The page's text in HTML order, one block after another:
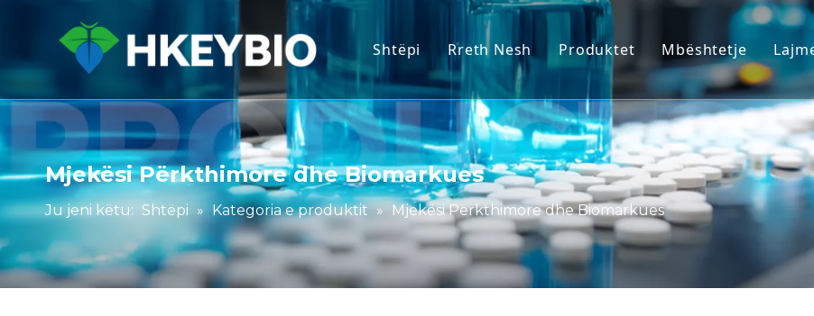
Shtëpi Rreth Nesh Produktet
Modelet e Primatit Jo-Njerëzor
Modelet e kafshëve të brejtësve
Indet Njerëzore dhe Modelet Ex
Vlerësimi i Integruar i Efikasitetit
Mjekësi Përkthimore dhe
Mbështetja e dorëzimit të IND
Mbështetje
Shërbimi
Shkarkoni
FAQ
Dëshmitë e klientit
Mjekësi Përkthimore dhe Biomarkues
Ju jeni këtu: Shtëpi » Kategoria e produktit » Mjekësi Përkthimore dhe Biomarkues